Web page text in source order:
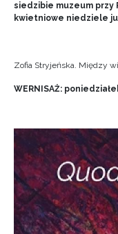
siedzibie muzeum przy
kwietniowe niedziele
Zofia Stryjeńska. Między
WERNISAŻ: